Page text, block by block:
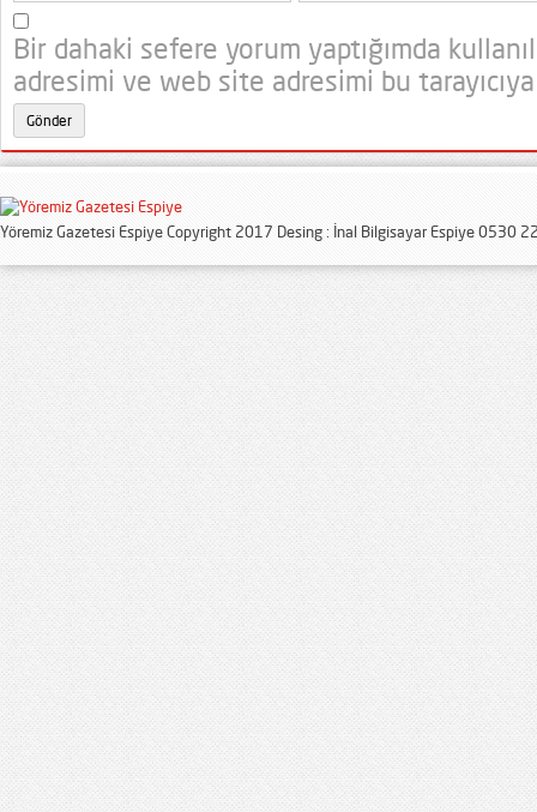
Bir dahaki sefere yorum yaptığımda
adresimi ve web site adresimi bu
Yöremiz Gazetesi Espiye Copyright 2017 Desing : İnal Bilgisayar Espiye 0530